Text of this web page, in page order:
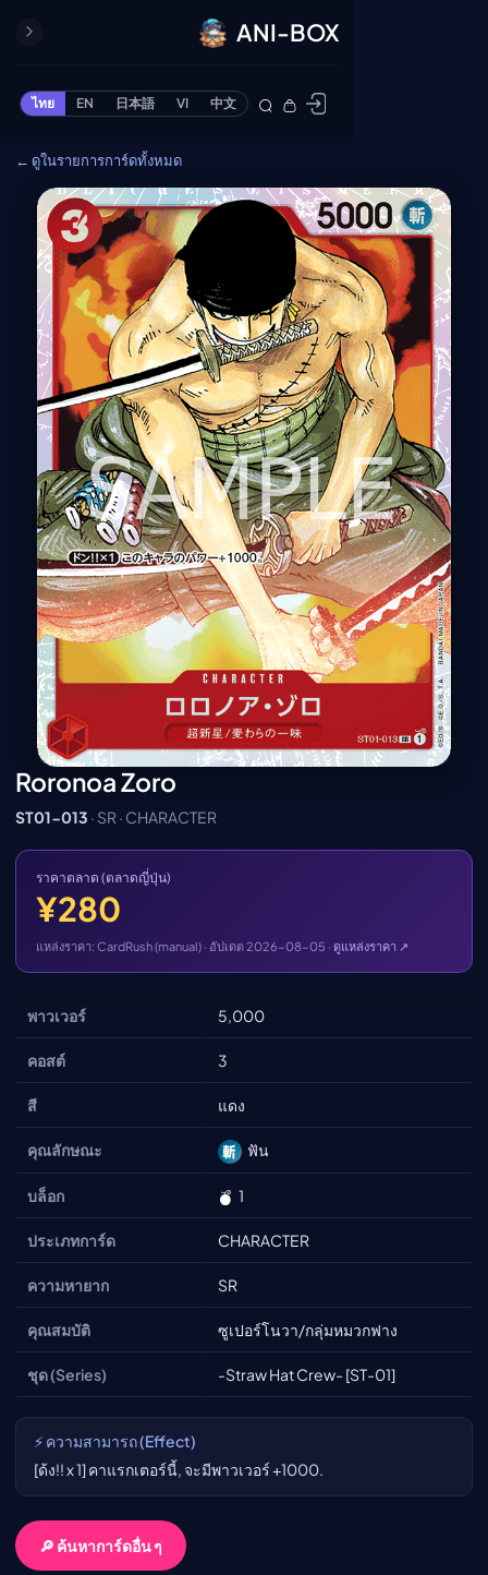
ANI-BOX
ไทย EN 日本語 VI 中文
ปิด
ONE PIECE
Collection
Deck Builder
My-Collection
Deck Library
Deck Share
PREMIUM SERVICE
ทีวีออนไลน์
แนะนำรายการทีวี
อนิเมะ
ตารางออกอากาศอนิ
เมะ (คืนนี้)
ตารางออกอากาศอนิ
เมะ
← ดูในรายการการ์ดทั้งหมด
Roronoa Zoro
ST01-013 · SR · CHARACTER
ราคาตลาด (ตลาดญี่ปุ่น)
¥280
แหล่งราคา: CardRush (manual) · อัปเดต 2026-08-05 · ดูแหล่งราคา ↗
พาวเวอร์ 5,000
คอสต์ 3
สี แดง
คุณลักษณะ ฟัน
บล็อก 1
ประเภทการ์ด CHARACTER
ความหายาก SR
คุณสมบัติ ซูเปอร์โนวา/กลุ่มหมวกฟาง
ชุด (Series) -Straw Hat Crew- [ST-01]
⚡ ความสามารถ (Effect)
[ด้ง!! x 1] คาแรกเตอร์นี้, จะมีพาวเวอร์ +1000.
🔎 ค้นหาการ์ดอื่น ๆ